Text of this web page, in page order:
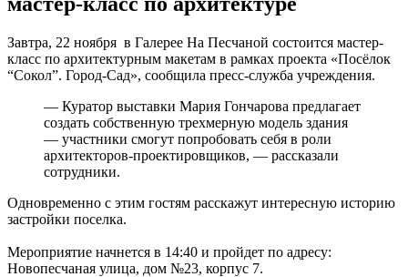
Завтра, 22 ноября в Галерее На Песчаной состоится мастер-
класс по архитектурным макетам в рамках проекта «Посёлок
“Сокол”. Город-Сад», сообщила пресс-служба учреждения.
— Куратор выставки Мария Гончарова предлагает
создать собственную трехмерную модель здания
— участники смогут попробовать себя в роли
архитекторов-проектировщиков, — рассказали
сотрудники.
Одновременно с этим гостям расскажут интересную историю
застройки поселка.
Мероприятие начнется в 14:40 и пройдет по адресу:
Новопесчаная улица, дом №23, корпус 7.